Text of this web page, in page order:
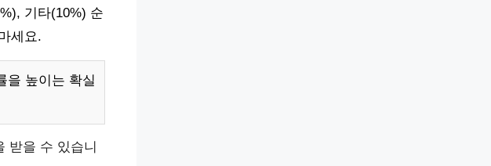
기타(10%) 순
세요.
을 높이는 확실
받을 수 있습니